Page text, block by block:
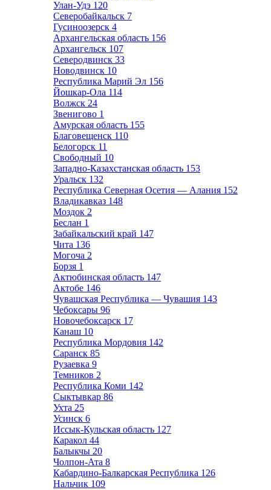
Улан-Удэ 120
Северобайкальск 7
Гусиноозерск 4
Архангельская область 156
Архангельск 107
Северодвинск 33
Новодвинск 10
Республика Марий Эл 156
Йошкар-Ола 114
Волжск 24
Звенигово 1
Амурская область 155
Благовещенск 110
Белогорск 11
Свободный 10
Западно-Казахстанская область 153
Уральск 132
Республика Северная Осетия — Алания 152
Владикавказ 148
Моздок 2
Беслан 1
Забайкальский край 147
Чита 136
Могоча 2
Борзя 1
Актюбинская область 147
Актобе 146
Чувашская Республика — Чувашия 143
Чебоксары 96
Новочебоксарск 17
Канаш 10
Республика Мордовия 142
Саранск 85
Рузаевка 9
Темников 2
Республика Коми 142
Сыктывкар 86
Ухта 25
Усинск 6
Иссык-Кульская область 127
Каракол 44
Балыкчы 20
Чолпон-Ата 8
Кабардино-Балкарская Республика 126
Нальчик 109